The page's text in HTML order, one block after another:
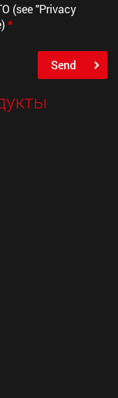
(see "Privacy
*
Send